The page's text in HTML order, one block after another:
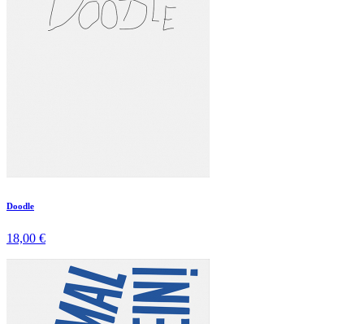
Doodle
18,00 €